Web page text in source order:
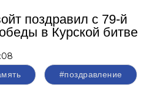
поздравил с 79-й
в Курской битве
#поздравление